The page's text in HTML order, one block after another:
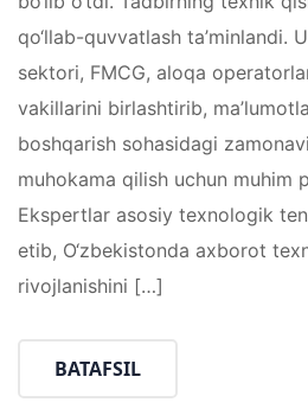
qo‘llab-quvvatlash ta’minlandi.
sektori, FMCG, aloqa
vakillarini birlashtirib,
boshqarish sohasidagi
muhokama qilish uchun muhim
Ekspertlar asosiy texnologik
etib, O‘zbekistonda axborot
rivojlanishini […]
BATAFSIL